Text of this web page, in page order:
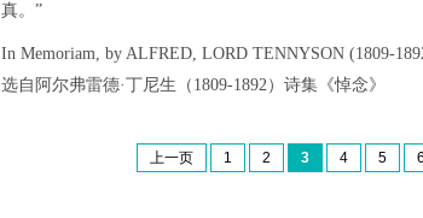
真。”
In Memoriam, by ALFRED, LORD TENNYSON (1809-
选自阿尔弗雷德·丁尼生（1809-1892）诗集《悼念》
上一页 1 2 3 4 5 6